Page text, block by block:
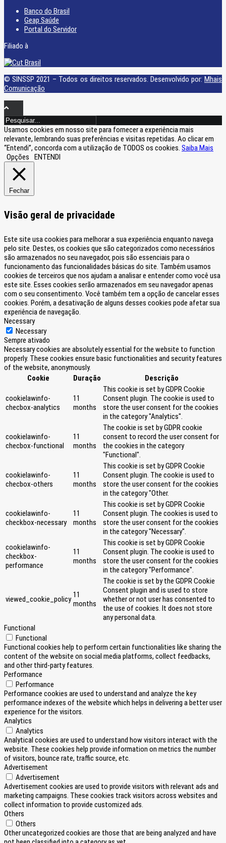
Banco do Brasil
Geap Saúde
Portal do Servidor
Filiado à
© SINSSP 2021 – Todos os direitos reservados. Desenvolvido por: Mhais
Comunicação
Usamos cookies em nosso site para fornecer a experiência mais
relevante, lembrando suas preferências e visitas repetidas. Ao clicar em
“Entendi”, concorda com a utilização de TODOS os cookies. Saiba Mais
Opções
ENTENDI
Fechar
Visão geral de privacidade
Este site usa cookies para melhorar a sua experiência enquanto navega
pelo site. Destes, os cookies que são categorizados como necessários
são armazenados no seu navegador, pois são essenciais para o
funcionamento das funcionalidades básicas do site. Também usamos
cookies de terceiros que nos ajudam a analisar e entender como você usa
este site. Esses cookies serão armazenados em seu navegador apenas
com o seu consentimento. Você também tem a opção de cancelar esses
cookies. Porém, a desativação de alguns desses cookies pode afetar sua
experiência de navegação.
Necessary
Necessary
Sempre ativado
Necessary cookies are absolutely essential for the website to function
properly. These cookies ensure basic functionalities and security features
of the website, anonymously.
Cookie
Duração Descrição
cookielawinfo-
checbox-analytics
11
months
This cookie is set by GDPR Cookie
Consent plugin. The cookie is used to
store the user consent for the cookies
in the category "Analytics".
cookielawinfo-
checbox-functional
11
months
The cookie is set by GDPR cookie
consent to record the user consent for
the cookies in the category
"Functional".
cookielawinfo-
checbox-others
11
months
This cookie is set by GDPR Cookie
Consent plugin. The cookie is used to
store the user consent for the cookies
in the category "Other.
cookielawinfo-
checkbox-necessary
11
months
This cookie is set by GDPR Cookie
Consent plugin. The cookies is used to
store the user consent for the cookies
in the category "Necessary".
cookielawinfo-
checkbox-
performance
11
months
This cookie is set by GDPR Cookie
Consent plugin. The cookie is used to
store the user consent for the cookies
in the category "Performance".
viewed_cookie_policy 11
months
The cookie is set by the GDPR Cookie
Consent plugin and is used to store
whether or not user has consented to
the use of cookies. It does not store
any personal data.
Functional
Functional
Functional cookies help to perform certain functionalities like sharing the
content of the website on social media platforms, collect feedbacks,
and other third-party features.
Performance
Performance
Performance cookies are used to understand and analyze the key
performance indexes of the website which helps in delivering a better user
experience for the visitors.
Analytics
Analytics
Analytical cookies are used to understand how visitors interact with the
website. These cookies help provide information on metrics the number
of visitors, bounce rate, traffic source, etc.
Advertisement
Advertisement
Advertisement cookies are used to provide visitors with relevant ads and
marketing campaigns. These cookies track visitors across websites and
collect information to provide customized ads.
Others
Others
Other uncategorized cookies are those that are being analyzed and have